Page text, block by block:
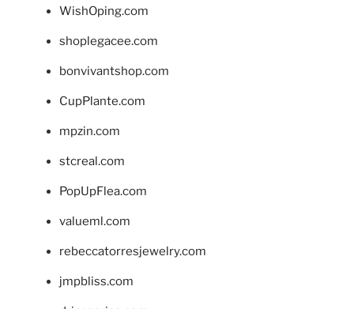
WishOping.com
shoplegacee.com
bonvivantshop.com
CupPlante.com
mpzin.com
stcreal.com
PopUpFlea.com
valueml.com
rebeccatorresjewelry.com
jmpbliss.com